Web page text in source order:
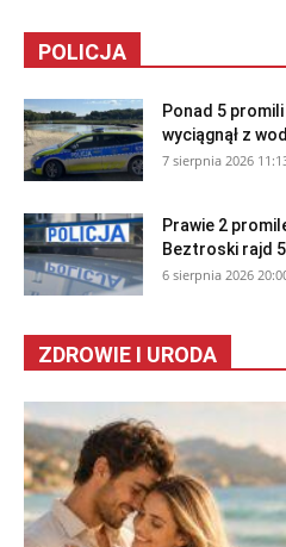
POLICJA
Ponad 5
wyciągnął z
7 sierpnia 2026
Prawie 2
Beztroski rajd
6 sierpnia 2026
ZDROWIE I URODA